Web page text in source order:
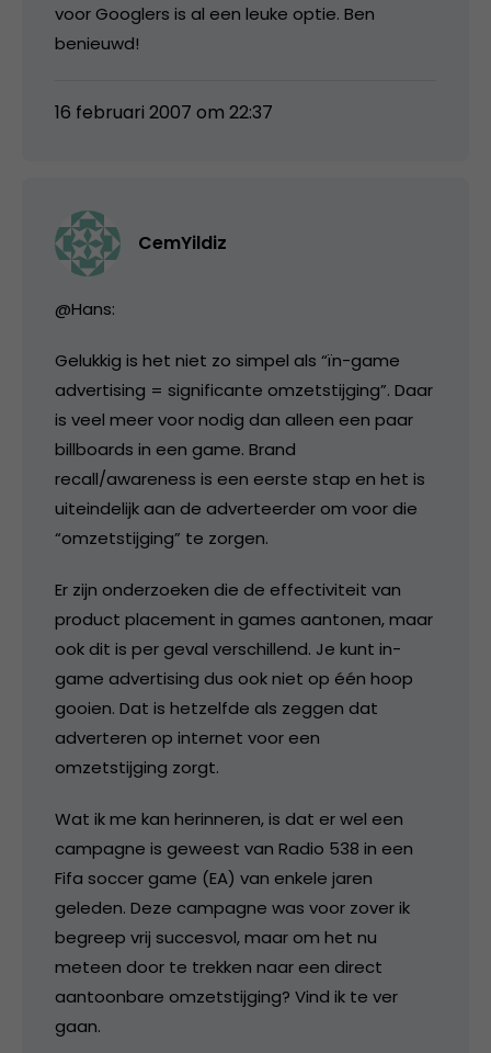
voor Googlers is al een leuke optie. Ben
benieuwd!
16 februari 2007 om 22:37
CemYildiz
@Hans:
Gelukkig is het niet zo simpel als “ïn-game
advertising = significante omzetstijging”. Daar
is veel meer voor nodig dan alleen een paar
billboards in een game. Brand
recall/awareness is een eerste stap en het is
uiteindelijk aan de adverteerder om voor die
“omzetstijging” te zorgen.
Er zijn onderzoeken die de effectiviteit van
product placement in games aantonen, maar
ook dit is per geval verschillend. Je kunt in-
game advertising dus ook niet op één hoop
gooien. Dat is hetzelfde als zeggen dat
adverteren op internet voor een
omzetstijging zorgt.
Wat ik me kan herinneren, is dat er wel een
campagne is geweest van Radio 538 in een
Fifa soccer game (EA) van enkele jaren
geleden. Deze campagne was voor zover ik
begreep vrij succesvol, maar om het nu
meteen door te trekken naar een direct
aantoonbare omzetstijging? Vind ik te ver
gaan.